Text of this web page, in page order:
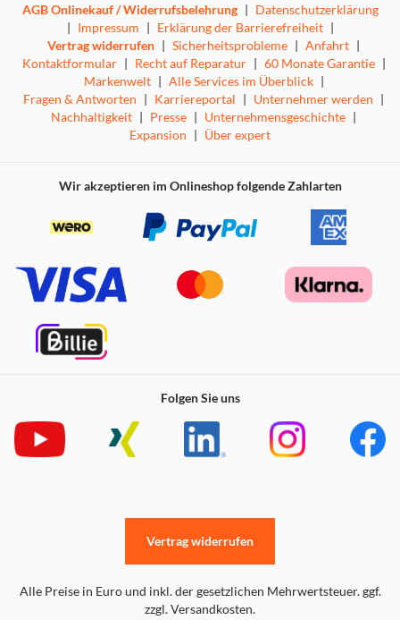
AGB Onlinekauf / Widerrufsbelehrung | Datenschutzerklärung
| Impressum | Erklärung der Barrierefreiheit |
Vertrag widerrufen | Sicherheitsprobleme | Anfahrt |
Kontaktformular | Recht auf Reparatur | 60 Monate Garantie |
Markenwelt | Alle Services im Überblick |
Fragen & Antworten | Karriereportal | Unternehmer werden |
Nachhaltigkeit | Presse | Unternehmensgeschichte |
Expansion | Über expert
Wir akzeptieren im Onlineshop folgende Zahlarten
Folgen Sie uns
Alle Preise in Euro und inkl. der gesetzlichen Mehrwertsteuer. ggf.
zzgl. Versandkosten.
Vertrag widerrufen